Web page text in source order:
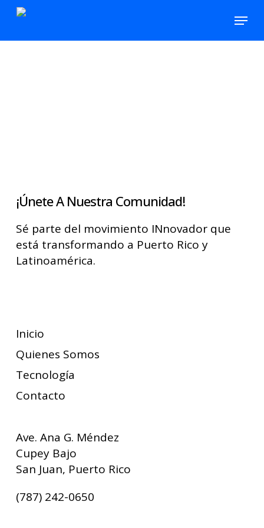
Skip
main
Menu
¡Únete A Nuestra Comunidad!
Sé parte del movimiento INnovador que
está transformando a Puerto Rico y
Latinoamérica.
Inicio
Quienes Somos
Tecnología
Contacto
Ave. Ana G. Méndez
Cupey Bajo
San Juan, Puerto Rico
(787) 242-0650